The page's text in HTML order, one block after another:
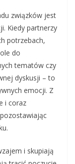
związków jest
Kiedy partnerzy
potrzebach,
do
tematów czy
dyskusji – to
emocji. Z
i coraz
i skupiają